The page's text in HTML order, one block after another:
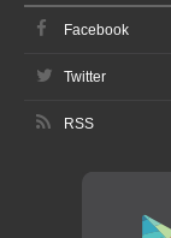
Facebook
Twitter
RSS